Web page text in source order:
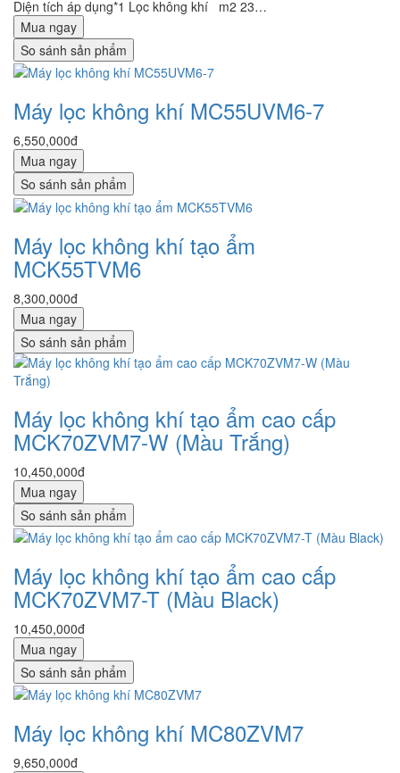
Diện tích áp dụng*1 Lọc không khí m2 23…
Mua ngay
So sánh sản phẩm
Máy lọc không khí MC55UVM6-7
6,550,000đ
Mua ngay
So sánh sản phẩm
Máy lọc không khí tạo ẩm
MCK55TVM6
8,300,000đ
Mua ngay
So sánh sản phẩm
Máy lọc không khí tạo ẩm cao cấp
MCK70ZVM7-W (Màu Trắng)
10,450,000đ
Mua ngay
So sánh sản phẩm
Máy lọc không khí tạo ẩm cao cấp
MCK70ZVM7-T (Màu Black)
10,450,000đ
Mua ngay
So sánh sản phẩm
Máy lọc không khí MC80ZVM7
9,650,000đ